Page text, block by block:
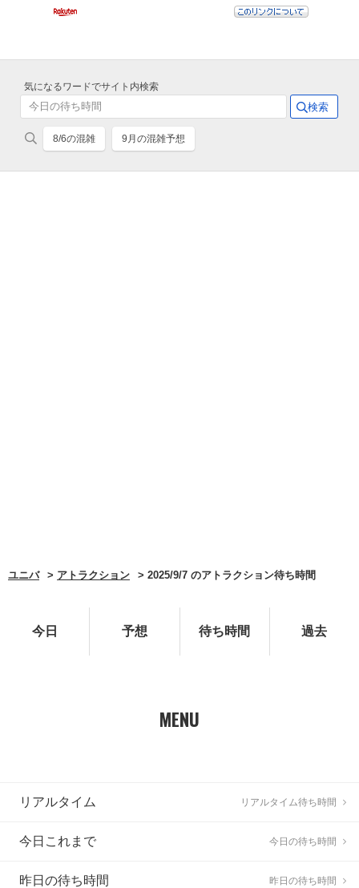
気になるワードでサイト内検索
8/6の混雑 9月の混雑予想
ユニバ アトラクション 2025/9/7 のアトラクション待ち時間
今日 予想 待ち時間 過去
MENU
リアルタイム リアルタイム待ち時間
今日これまで 今日の待ち時間
昨日の待ち時間 昨日の待ち時間